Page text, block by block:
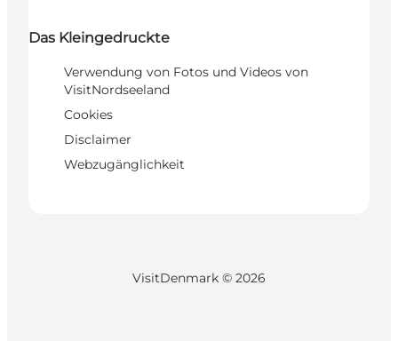
Das Kleingedruckte
Verwendung von Fotos und Videos von
VisitNordseeland
Cookies
Disclaimer
Webzugänglichkeit
VisitDenmark © 2026